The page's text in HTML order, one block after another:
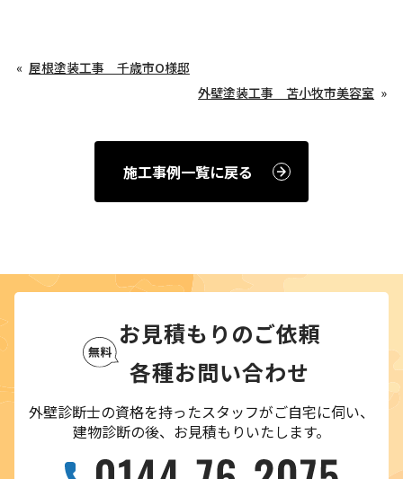
屋根塗装工事 千歳市O様邸
外壁塗装工事 苫小牧市美容室
施工事例一覧に戻る
お見積もりのご依頼
各種お問い合わせ
外壁診断士の資格を持ったスタッフがご自宅に伺い、
建物診断の後、お見積もりいたします。